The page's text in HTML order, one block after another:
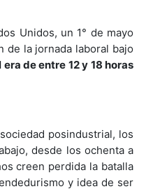
Unidos, un 1° de mayo
de la jornada laboral bajo
de entre 12 y 18 horas
posindustrial, los
desde los ochenta a
creen perdida la batalla
y idea de ser